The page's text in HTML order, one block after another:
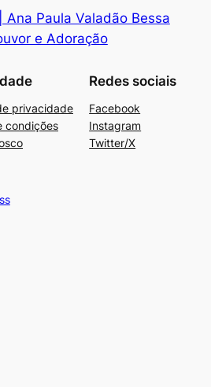
Ana Paula Valadão Bessa
e Adoração
privacidade
condições
Redes sociais
Facebook
Instagram
Twitter/X